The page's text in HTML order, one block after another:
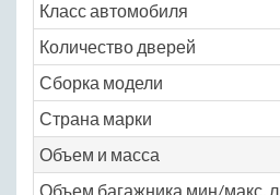
Класс автомобиля
Количество дверей
Сборка модели
Страна марки
Объем и масса
Объем багажника мин/макс, л